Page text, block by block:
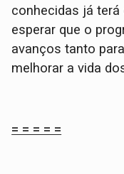
conhecidas já
esperar que o
avanços tanto
melhorar a vida
= = = = =